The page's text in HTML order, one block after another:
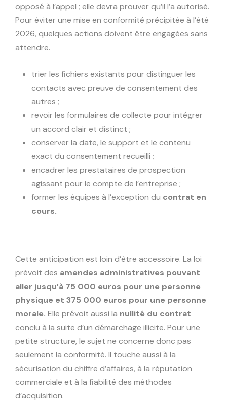
opposé à l’appel ; elle devra prouver qu’il l’a autorisé.
Pour éviter une mise en conformité précipitée à l’été
2026, quelques actions doivent être engagées sans
attendre.
trier les fichiers existants pour distinguer les
contacts avec preuve de consentement des
autres ;
revoir les formulaires de collecte pour intégrer
un accord clair et distinct ;
conserver la date, le support et le contenu
exact du consentement recueilli ;
encadrer les prestataires de prospection
agissant pour le compte de l’entreprise ;
former les équipes à l’exception du contrat en
cours.
Cette anticipation est loin d’être accessoire. La loi
prévoit des amendes administratives pouvant
aller jusqu’à 75 000 euros pour une personne
physique et 375 000 euros pour une personne
morale. Elle prévoit aussi la nullité du contrat
conclu à la suite d’un démarchage illicite. Pour une
petite structure, le sujet ne concerne donc pas
seulement la conformité. Il touche aussi à la
sécurisation du chiffre d’affaires, à la réputation
commerciale et à la fiabilité des méthodes
d’acquisition.